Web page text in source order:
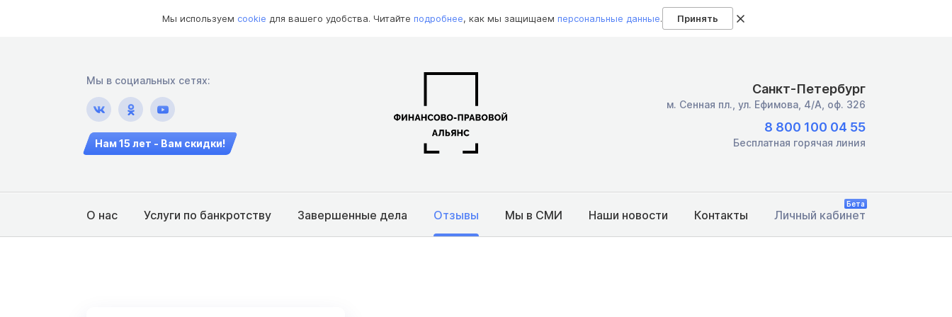
Мы используем cookie для вашего удобства. Читайте подробнее, как мы защищаем персональные данные. Принять
Мы в социальных сетях:
Нам 15 лет - Вам скидки!
Санкт-Петербург
м. Сенная пл., ул. Ефимова, 4/А, оф. 326
8 800 100 04 55
Бесплатная горячая линия
О нас Услуги по банкротству Завершенные дела Отзывы Мы в СМИ Наши новости Контакты Личный кабинет
Бета